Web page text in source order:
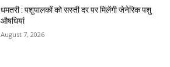
धमतरी : पशुपालकों को सस्ती दर पर मिलेंगी जेनेरिक पशु
औषधियां
August 7, 2026